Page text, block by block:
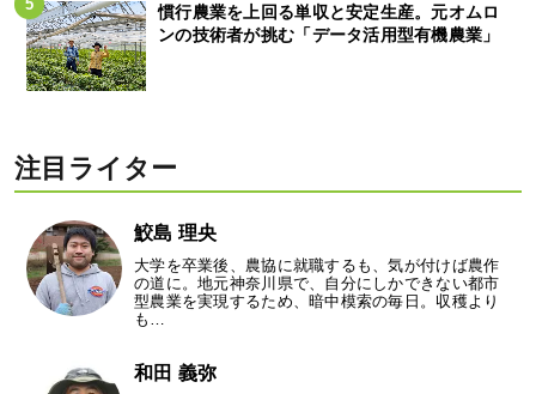
慣行農業を上回る単収と安定生産。元オムロ
ンの技術者が挑む「データ活用型有機農業」
注目ライター
鮫島 理央
大学を卒業後、農協に就職するも、気が付けば農作
の道に。地元神奈川県で、自分にしかできない都市
型農業を実現するため、暗中模索の毎日。収穫より
も…
和田 義弥